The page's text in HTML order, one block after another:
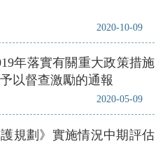
2020-10-09
2020-05-09
年落實有關重大政策措施
以督查激勵的通報
護規劃》實施情況中期評估